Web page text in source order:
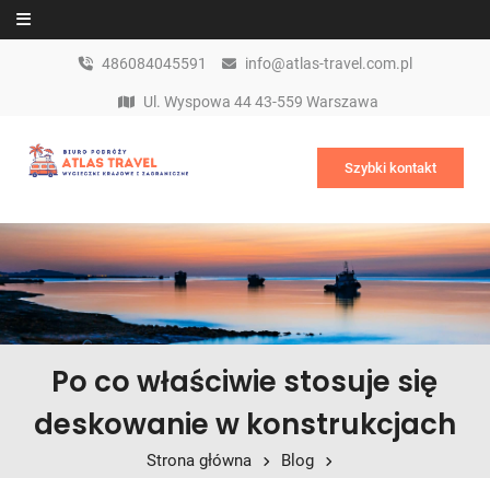
Skip to content
486084045591 info@atlas-travel.com.pl
Ul. Wyspowa 44 43-559 Warszawa
Szybki kontakt
Po co właściwie stosuje się
deskowanie w konstrukcjach
Strona główna
Blog